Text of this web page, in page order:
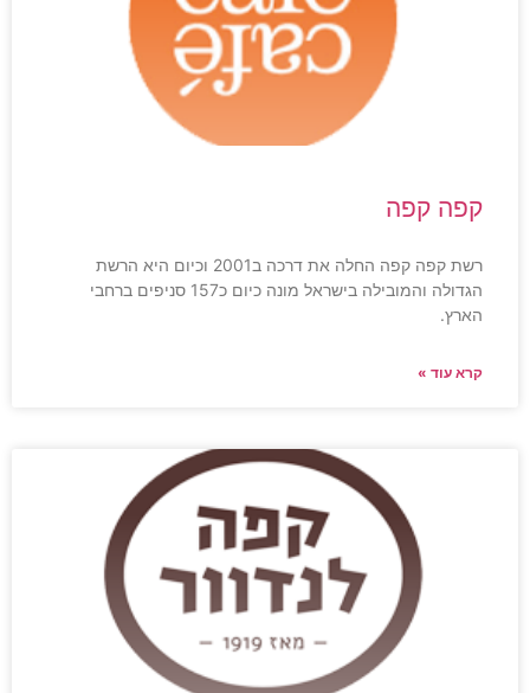
קפה קפה
רשת קפה קפה החלה את דרכה ב2001 וכיום היא הרשת
הגדולה והמובילה בישראל מונה כיום כ157 סניפים ברחבי
הארץ.
קרא עוד »